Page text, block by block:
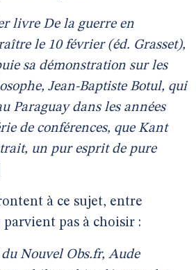
livre De la guerre en
le 10 février (éd. Grasset),
sa démonstration sur les
Jean-Baptiste Botul, qui
Paraguay dans les années
de conférences, que Kant
un pur esprit de pure
à ce sujet, entre
pas à choisir :
Nouvel Obs.fr, Aude